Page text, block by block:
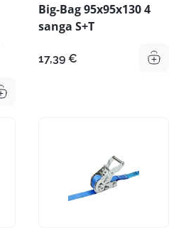
Big-Bag 95x95x130 4
sanga S+T
17,39 €